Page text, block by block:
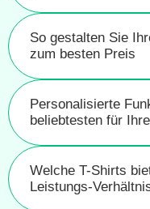
So gestalten Sie
zum besten Preis
Personalisierte
beliebtesten für
Welche T-Shirts
Leistungs-